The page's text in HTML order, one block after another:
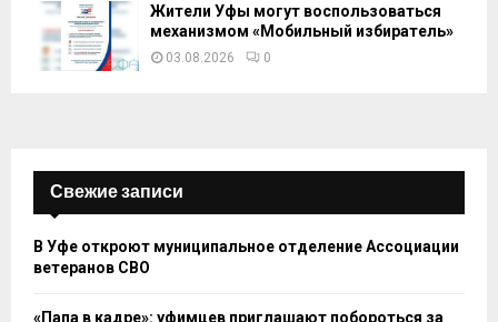
Жители Уфы могут воспользоваться
механизмом «Мобильный избиратель»
03.08.2026 0
Свежие записи
В Уфе откроют муниципальное отделение Ассоциации
ветеранов СВО
«Папа в кадре»: уфимцев приглашают побороться за